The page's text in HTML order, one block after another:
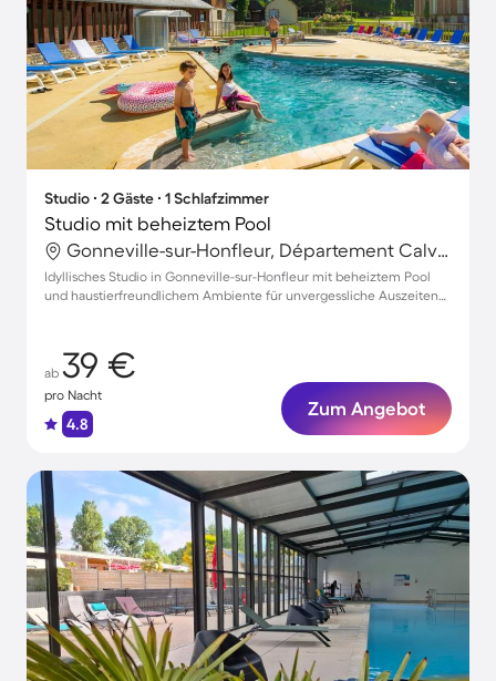
Studio ∙ 2 Gäste ∙ 1 Schlafzimmer
Studio mit beheiztem Pool
Gonneville-sur-Honfleur, Département Calvados, Frankreich
Idyllisches Studio in Gonneville-sur-Honfleur mit beheiztem Pool
und haustierfreundlichem Ambiente für unvergessliche Auszeiten
ab 39 €
pro Nacht
4.8
Zum Angebot